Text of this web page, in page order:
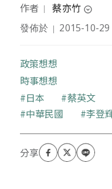
作者 ｜ 蔡亦竹 expand_circle_down
日本筑波大學歷史人
發佈於 ｜ 2015-10-29
政策想想
時事想想
關鍵字
日本 蔡英文
中華民國
李登